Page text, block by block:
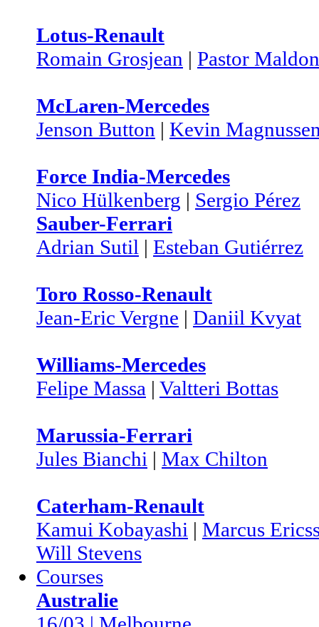
Lotus-Renault
Romain Grosjean | Pastor
McLaren-Mercedes
Jenson Button | Kevin
Force India-Mercedes
Nico Hülkenberg | Sergio Pérez
Sauber-Ferrari
Adrian Sutil | Esteban Gutiérrez
Toro Rosso-Renault
Jean-Eric Vergne | Daniil Kvyat
Williams-Mercedes
Felipe Massa | Valtteri Bottas
Marussia-Ferrari
Jules Bianchi | Max Chilton
Caterham-Renault
Kamui Kobayashi | Marcus
Will Stevens
Courses
Australie